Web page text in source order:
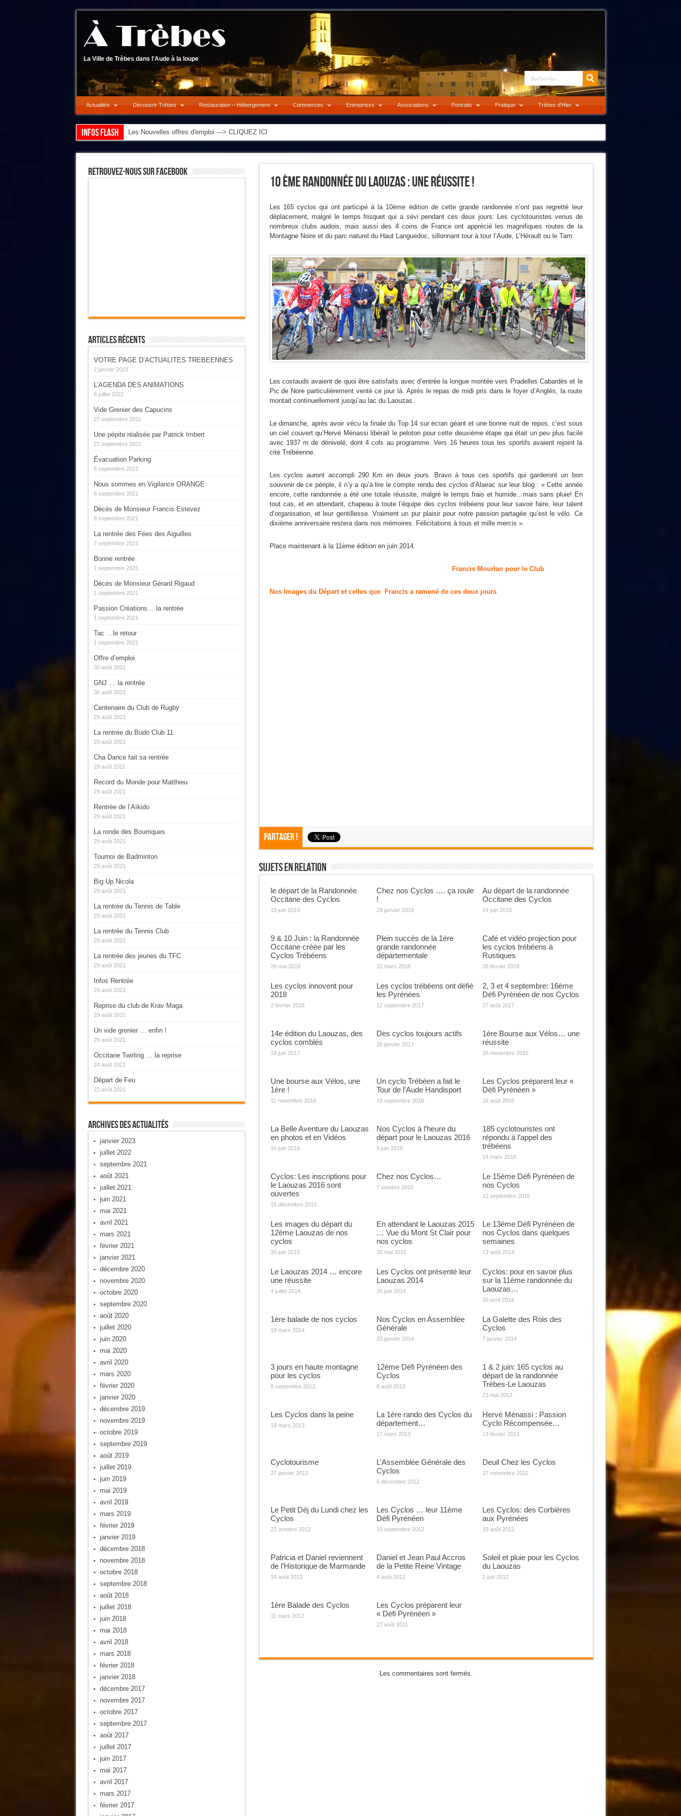
La Ville de Trèbes dans l'Aude à la loupe
Actualités Découvrir Trèbes Restauration – Hébergement Commerces Entreprises Associations Portraits Pratique Trèbes d’Hier
Infos flash Les Nouvelles offres d'emploi ---> CLIQUEZ ICI
10 Ème Randonnée Du Laouzas : Une Réussite !
Les 165 cyclos qui ont participé à la 10ème édition de cette grande randonnée n’ont pas regretté leur
déplacement, malgré le temps frisquet qui a sévi pendant ces deux jours. Les cyclotouristes venus de
nombreux clubs audois, mais aussi des 4 coins de France ont apprécié les magnifiques routes de la
Montagne Noire et du parc naturel du Haut Languedoc, sillonnant tour à tour l’Aude, L’Hérault ou le Tarn.
Les costauds avaient de quoi être satisfaits avec d’entrée la longue montée vers Pradelles Cabardès et le
Pic de Nore particulièrement venté ce jour là. Après le repas de midi pris dans le foyer d’Anglès, la route
montait continuellement jusqu’au lac du Laouzas.
Le dimanche, après avoir vécu la finale du Top 14 sur écran géant et une bonne nuit de repos, c’est sous
un ciel couvert qu’Hervé Ménassi libérait le peloton pour cette deuxième étape qui était un peu plus facile
avec 1937 m de dénivelé, dont 4 cols au programme. Vers 16 heures tous les sportifs avaient rejoint la
cité Trébéenne.
Les cyclos auront accompli 290 Km en deux jours. Bravo à tous ces sportifs qui garderont un bon
souvenir de ce périple, il n’y a qu’à lire le compte rendu des cyclos d’Alairac sur leur blog : « Cette année
encore, cette randonnée a été une totale réussite, malgré le temps frais et humide…mais sans pluie! En
tout cas, et en attendant, chapeau à toute l’équipe des cyclos trébéens pour leur savoir faire, leur talent
d’organisation, et leur gentillesse. Vraiment un pur plaisir pour notre passion partagée qu’est le vélo. Ce
dixième anniversaire restera dans nos mémoires. Félicitations à tous et mille mercis ».
Place maintenant à la 11ème édition en juin 2014.
Francis Mourlan pour le Club
Nos Images du Départ et celles que Francis a ramené de ces deux jours
Partager !
Sujets En Relation
le départ de la Randonnée
Occitane des Cyclos
15 juin 2019
Chez nos Cyclos …. ça roule
!
29 janvier 2019
Au départ de la randonnée
Occitane des Cyclos
14 juin 2018
9 & 10 Juin : la Randonnée
Occitane créée par les
Cyclos Trébéens
26 mai 2018
Plein succès de la 1ère
grande randonnée
départementale
22 mars 2018
Café et vidéo projection pour
les cyclos trébéens à
Rustiques
26 février 2018
Les cyclos innovent pour
2018
2 février 2018
Les cyclos trébéens ont défié
les Pyrénées
12 septembre 2017
2, 3 et 4 septembre: 16ème
Défi Pyrénéen de nos Cyclos
27 août 2017
14e édition du Laouzas, des
cyclos comblés
18 juin 2017
Des cyclos toujours actifs
26 janvier 2017
1ère Bourse aux Vélos… une
réussite
26 novembre 2016
Une bourse aux Vélos, une
1ère !
11 novembre 2016
Un cyclo Trébéen a fait le
Tour de l’Aude Handisport
19 septembre 2016
Les Cyclos préparent leur «
Défi Pyrénéen »
16 août 2016
La Belle Aventure du Laouzas
en photos et en Vidéos
16 juin 2016
Nos Cyclos à l’heure du
départ pour le Laouzas 2016
9 juin 2016
185 cyclotouristes ont
répondu à l’appel des
trébéens
14 mars 2016
Cyclos: Les inscriptions pour
le Laouzas 2016 sont
ouvertes
15 décembre 2015
Chez nos Cyclos…
7 octobre 2015
Le 15ème Défi Pyrénéen de
nos Cyclos
12 septembre 2015
Les images du départ du
12ème Laouzas de nos
cyclos
30 juin 2015
En attendant le Laouzas 2015
… Vue du Mont St Clair pour
nos cyclos
30 mai 2015
Le 13ème Défi Pyrénéen de
nos Cyclos dans quelques
semaines
13 août 2014
Le Laouzas 2014 … encore
une réussite
4 juillet 2014
Les Cyclos ont présenté leur
Laouzas 2014
25 juin 2014
Cyclos: pour en savoir plus
sur la 11ème randonnée du
Laouzas…
30 avril 2014
1ère balade de nos cyclos
18 mars 2014
Nos Cyclos en Assemblée
Générale
20 janvier 2014
La Galette des Rois des
Cyclos
7 janvier 2014
3 jours en haute montagne
pour les cyclos
8 septembre 2013
12ème Défi Pyrénéen des
Cyclos
8 août 2013
1 & 2 juin: 165 cyclos au
départ de la randonnée
Trèbes-Le Laouzas
23 mai 2013
Les Cyclos dans la peine
18 mars 2013
La 1ère rando des Cyclos du
département…
17 mars 2013
Hervé Ménassi : Passion
Cyclo Récompensée…
13 février 2013
Cyclotourisme
27 janvier 2013
L’Assemblée Générale des
Cyclos
6 décembre 2012
Deuil Chez les Cyclos
27 novembre 2012
Le Petit Déj du Lundi chez les
Cyclos
22 octobre 2012
Les Cyclos … leur 11ème
Défi Pyrénéen
10 septembre 2012
Les Cyclos: des Corbières
aux Pyrénées
19 août 2012
Patricia et Daniel reviennent
de l’Historique de Marmande
14 août 2012
Daniel et Jean Paul Accros
de la Petite Reine Vintage
4 août 2012
Soleil et pluie pour les Cyclos
du Laouzas
2 juin 2012
1ère Balade des Cyclos
11 mars 2012
Les Cyclos préparent leur
« Défi Pyrénéen »
27 août 2011
Les commentaires sont fermés.
Retrouvez-Nous Sur Facebook
Articles Récents
VOTRE PAGE D’ACTUALITES TREBEENNES
2 janvier 2023
L’AGENDA DES ANIMATIONS
6 juillet 2022
Vide Grenier des Capucins
27 septembre 2021
Une pépite réalisée par Patrick Imbert
22 septembre 2021
Évacuation Parking
8 septembre 2021
Nous sommes en Vigilance ORANGE
8 septembre 2021
Décès de Monsieur Francis Estevez
8 septembre 2021
La rentrée des Fées des Aiguilles
7 septembre 2021
Bonne rentrée
1 septembre 2021
Décès de Monsieur Gérard Rigaud
1 septembre 2021
Passion Créations… la rentrée
1 septembre 2021
Tac …le retour
1 septembre 2021
Offre d’emploi
30 août 2021
GNJ … la rentrée
30 août 2021
Centenaire du Club de Rugby
29 août 2021
La rentrée du Budo Club 11
29 août 2021
Cha Dance fait sa rentrée
29 août 2021
Record du Monde pour Matthieu
29 août 2021
Rentrée de l’Aïkido
29 août 2021
La ronde des Bourriques
29 août 2021
Tournoi de Badminton
29 août 2021
Big Up Nicola
29 août 2021
La rentrée du Tennis de Table
29 août 2021
La rentrée du Tennis Club
29 août 2021
La rentrée des jeunes du TFC
29 août 2021
Infos Rentrée
29 août 2021
Reprise du club de Krav Maga
29 août 2021
Un vide grenier … enfin !
29 août 2021
Occitane Twirling … la reprise
24 août 2021
Départ de Feu
22 août 2021
Archives Des Actualités
janvier 2023
juillet 2022
septembre 2021
août 2021
juillet 2021
juin 2021
mai 2021
avril 2021
mars 2021
février 2021
janvier 2021
décembre 2020
novembre 2020
octobre 2020
septembre 2020
août 2020
juillet 2020
juin 2020
mai 2020
avril 2020
mars 2020
février 2020
janvier 2020
décembre 2019
novembre 2019
octobre 2019
septembre 2019
août 2019
juillet 2019
juin 2019
mai 2019
avril 2019
mars 2019
février 2019
janvier 2019
décembre 2018
novembre 2018
octobre 2018
septembre 2018
août 2018
juillet 2018
juin 2018
mai 2018
avril 2018
mars 2018
février 2018
janvier 2018
décembre 2017
novembre 2017
octobre 2017
septembre 2017
août 2017
juillet 2017
juin 2017
mai 2017
avril 2017
mars 2017
février 2017